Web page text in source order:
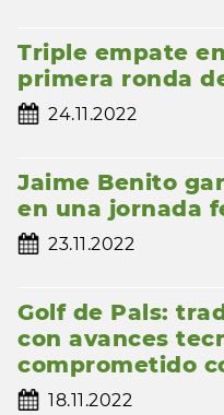
Triple empate
primera ronda
24.11.2022
Jaime Benito
en una jornada
23.11.2022
Golf de Pals:
con avances
comprometido
18.11.2022